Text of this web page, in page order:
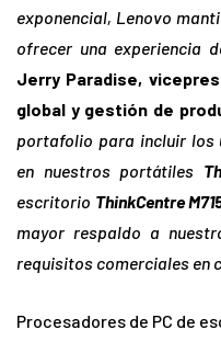
exponencial, Lenovo
ofrecer una experiencia
Jerry Paradise,
global y gestión de
portafolio para incluir los
en nuestros portátiles
escritorio ThinkCentre
mayor respaldo a
requisitos comerciales en
Procesadores de PC de